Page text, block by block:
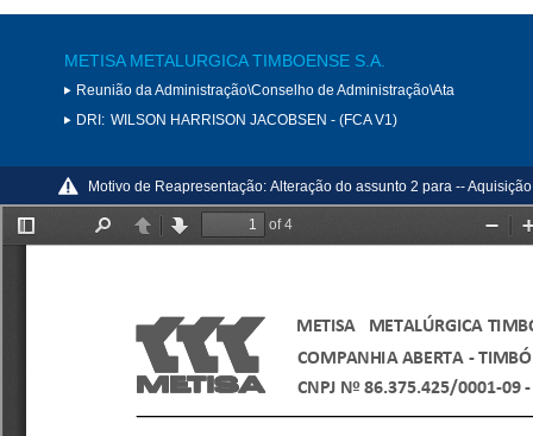
METISA METALURGICA TIMBOENSE S.A.
Reunião da Administração\Conselho de Administração\Ata
DRI: WILSON HARRISON JACOBSEN - (FCA V1)
Motivo de Reapresentação: Alteração do assunto 2 para --